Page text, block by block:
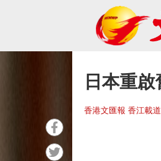
日本重
香港文匯報 香江載道